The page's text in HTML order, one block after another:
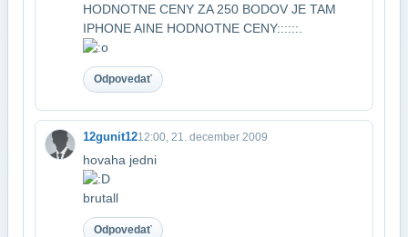
HODNOTNE CENY ZA 250 BODOV JE TAM
IPHONE A​INE HODNOTNE CENY::::::.
Odpovedať
12gunit1212:00, 21. december 2009
hovaha jedni
brutall
Odpovedať